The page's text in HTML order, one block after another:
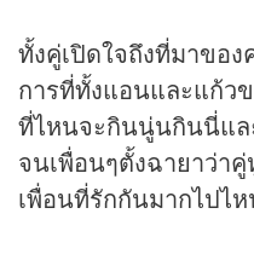
ทั้งคู่เปิดใจถึงที่มาขอ
การที่ทั้งแอนและแก้ว
ที่ไหนจะกินนู่นกินนี่แ
จนเพื่อนๆตั้งฉายาว่า
เพื่อนที่รักกันมากไปไ